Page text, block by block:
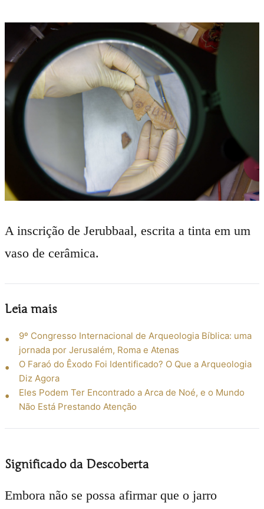
A inscrição de Jerubbaal, escrita a tinta em um
vaso de cerâmica.
Leia mais
9º Congresso Internacional de Arqueologia Bíblica: uma
jornada por Jerusalém, Roma e Atenas
O Faraó do Êxodo Foi Identificado? O Que a Arqueologia
Diz Agora
Eles Podem Ter Encontrado a Arca de Noé, e o Mundo
Não Está Prestando Atenção
Significado da Descoberta
Embora não se possa afirmar que o jarro